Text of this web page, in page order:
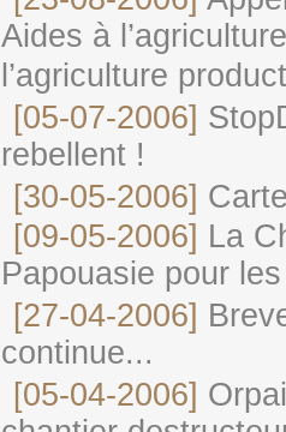
Aides à
l’agriculture
[05-07-2006]
rebellent !
[30-05-2006]
[09-05-2006] La
Papouasie pour
[27-04-2006]
continue...
[05-04-2006]